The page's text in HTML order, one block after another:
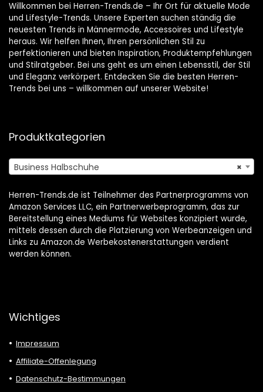
Willkommen bei Herren-Trends.de – Ihr Ort für aktuelle Mode
und Lifestyle-Trends. Unsere Experten suchen ständig die
neuesten Trends in Männermode, Accessoires und Lifestyle
heraus. Wir helfen Ihnen, Ihren persönlichen Stil zu
perfektionieren und bieten Inspiration, Produktempfehlungen
und Stilratgeber. Bei uns geht es um einen Lebensstil, der Stil
und Eleganz verkörpert. Entdecken Sie die besten Herren-
Trends bei uns – willkommen auf unserer Website!
Produktkategorien
×
Business Halbschuhe
Herren-Trends.de ist Teilnehmer des Partnerprogramms von
Amazon Services LLC, ein Partnerwerbeprogramm, das zur
Bereitstellung eines Mediums für Websites konzipiert wurde,
mittels dessen durch die Platzierung von Werbeanzeigen und
Links zu Amazon.de Werbekostenerstattungen verdient
werden können.
Wichtiges
Impressum
Affiliate-Offenlegung
Datenschutz-Bestimmungen